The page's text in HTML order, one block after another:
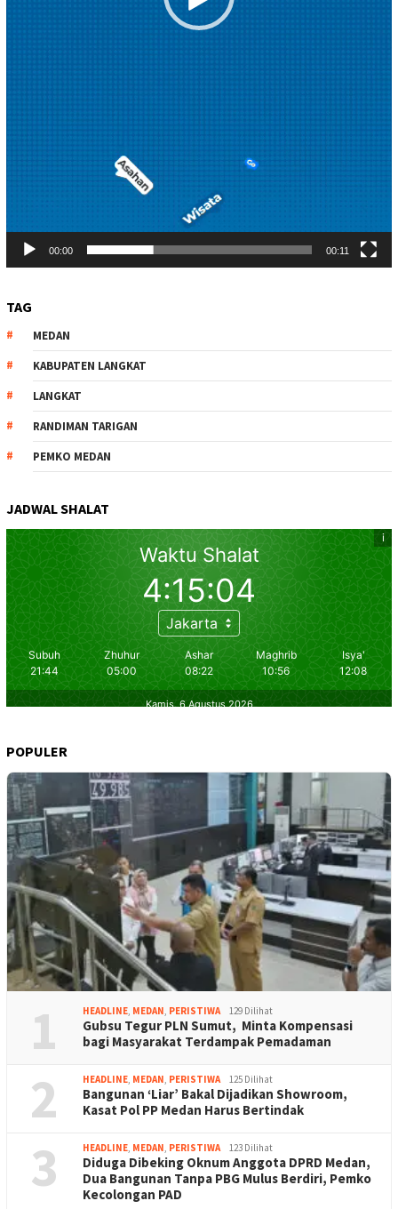
00:00 00:11
TAG
MEDAN
KABUPATEN LANGKAT
LANGKAT
RANDIMAN TARIGAN
PEMKO MEDAN
JADWAL SHALAT
POPULER
1 HEADLINE, MEDAN, PERISTIWA 129 Dilihat
Gubsu Tegur PLN Sumut, Minta Kompensasi
bagi Masyarakat Terdampak Pemadaman
2 HEADLINE, MEDAN, PERISTIWA 125 Dilihat
Bangunan ‘Liar’ Bakal Dijadikan Showroom,
Kasat Pol PP Medan Harus Bertindak
3 HEADLINE, MEDAN, PERISTIWA 123 Dilihat
Diduga Dibeking Oknum Anggota DPRD Medan,
Dua Bangunan Tanpa PBG Mulus Berdiri, Pemko
Kecolongan PAD